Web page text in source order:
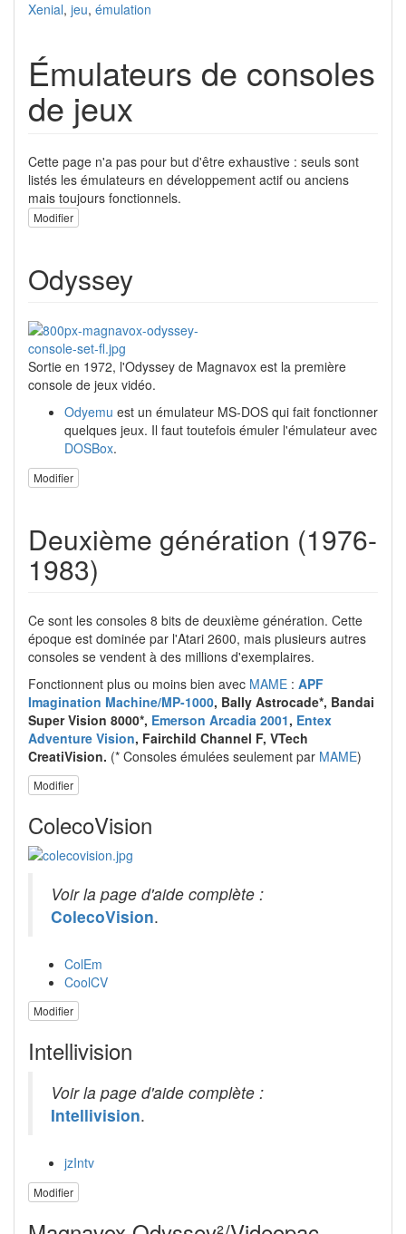
Xenial, jeu, émulation
Émulateurs de consoles
de jeux
Cette page n'a pas pour but d'être exhaustive : seuls sont
listés les émulateurs en développement actif ou anciens
mais toujours fonctionnels.
Modifier
Odyssey
Sortie en 1972, l'Odyssey de Magnavox est la première
console de jeux vidéo.
Odyemu est un émulateur MS-DOS qui fait fonctionner
quelques jeux. Il faut toutefois émuler l'émulateur avec
DOSBox.
Modifier
Deuxième génération (1976-
1983)
Ce sont les consoles 8 bits de deuxième génération. Cette
époque est dominée par l'Atari 2600, mais plusieurs autres
consoles se vendent à des millions d'exemplaires.
Fonctionnent plus ou moins bien avec MAME : APF
Imagination Machine/MP-1000, Bally Astrocade*, Bandai
Super Vision 8000*, Emerson Arcadia 2001, Entex
Adventure Vision, Fairchild Channel F, VTech
CreatiVision. (* Consoles émulées seulement par MAME)
Modifier
ColecoVision
Voir la page d'aide complète :
ColecoVision.
ColEm
CoolCV
Modifier
Intellivision
Voir la page d'aide complète :
Intellivision.
jzIntv
Modifier